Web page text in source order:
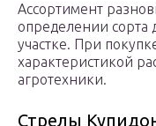
Ассортимент
определении сорта
участке. При
характеристикой
агротехники.
Стрелы